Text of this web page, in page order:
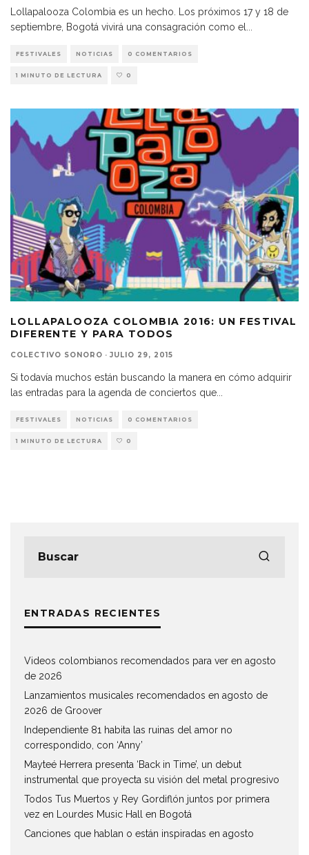
Lollapalooza Colombia es un hecho. Los próximos 17 y 18 de
septiembre, Bogotá vivirá una consagración como el...
FESTIVALES NOTICIAS 0 COMENTARIOS
1 MINUTO DE LECTURA 0
LOLLAPALOOZA COLOMBIA 2016: UN FESTIVAL
DIFERENTE Y PARA TODOS
COLECTIVO SONORO · JULIO 29, 2015
Si todavía muchos están buscando la manera en cómo adquirir
las entradas para la agenda de conciertos que
FESTIVALES NOTICIAS 0 COMENTARIOS
1 MINUTO DE LECTURA 0
ENTRADAS RECIENTES
Videos colombianos recomendados para ver en agosto
de 2026
Lanzamientos musicales recomendados en agosto de
2026 de Groover
Independiente 81 habita las ruinas del amor no
correspondido, con ‘Anny’
Mayteé Herrera presenta ‘Back in Time’, un debut
instrumental que proyecta su visión del metal progresivo
Todos Tus Muertos y Rey Gordiflón juntos por primera
vez en Lourdes Music Hall en Bogotá
Canciones que hablan o están inspiradas en agosto